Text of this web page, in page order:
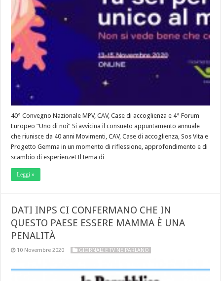
40° Convegno Nazionale MPV, CAV, Case di accoglienza e 4° Forum
Europeo “Uno di noi” Si avvicina il consueto appuntamento annuale
che riunisce da 40 anni Movimenti, CAV, Case di accoglienza, Sos Vita e
Progetto Gemma in un momento di riflessione, approfondimento e di
scambio di esperienze! Il tema di …
Leggi »
DATI INPS CI CONFERMANO CHE IN
QUESTO PAESE ESSERE MAMMA È UNA
PENALITÀ
10 Novembre 2020 GIORNALI E TV NE PARLANO